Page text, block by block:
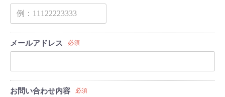
メールアドレス 必須
お問い合わせ内容 必須